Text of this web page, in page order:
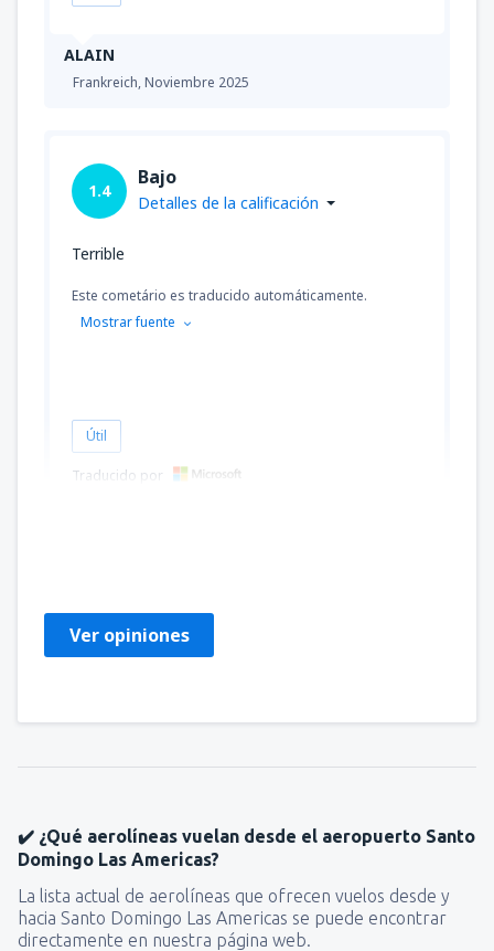
ALAIN
Frankreich,Noviembre 2025
1.4
Bajo
Detalles de la calificación
Terrible
Este cometário es traducido automáticamente.
Mostrar fuente
Útil
Traducido por
Ver opiniones
✔️ ¿Qué aerolíneas vuelan desde el aeropuerto Santo
Domingo Las Americas?
La lista actual de aerolíneas que ofrecen vuelos desde y
hacia Santo Domingo Las Americas se puede encontrar
directamente en nuestra página web.